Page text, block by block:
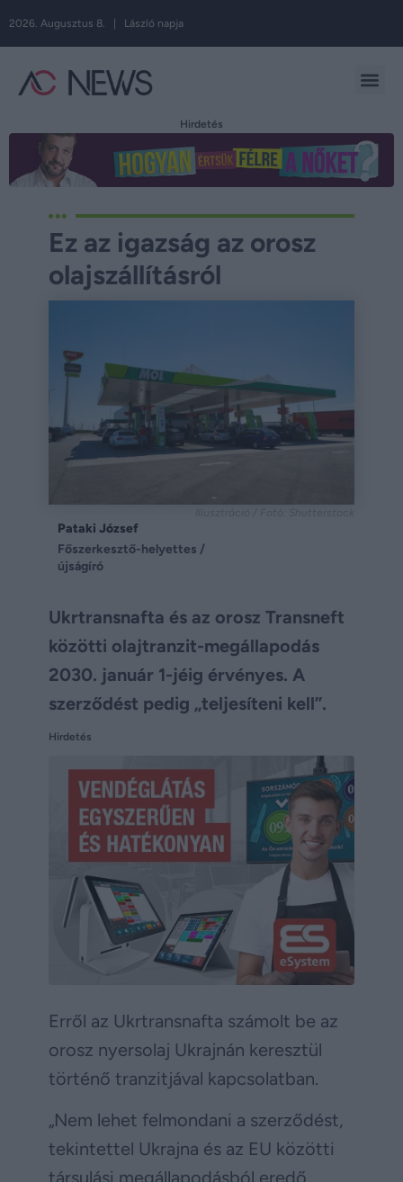
2026. Augusztus 8. | László napja
Hirdetés
Ez az igazság az orosz
olajszállításról
Pataki József
Főszerkesztő-helyettes /
újságíró
Ukrtransnafta és az orosz Transneft
közötti olajtranzit-megállapodás
2030. január 1-jéig érvényes. A
szerződést pedig „teljesíteni kell”.
Hirdetés
Erről az Ukrtransnafta számolt be az
orosz nyersolaj Ukrajnán keresztül
történő tranzitjával kapcsolatban.
„Nem lehet felmondani a szerződést,
tekintettel Ukrajna és az EU közötti